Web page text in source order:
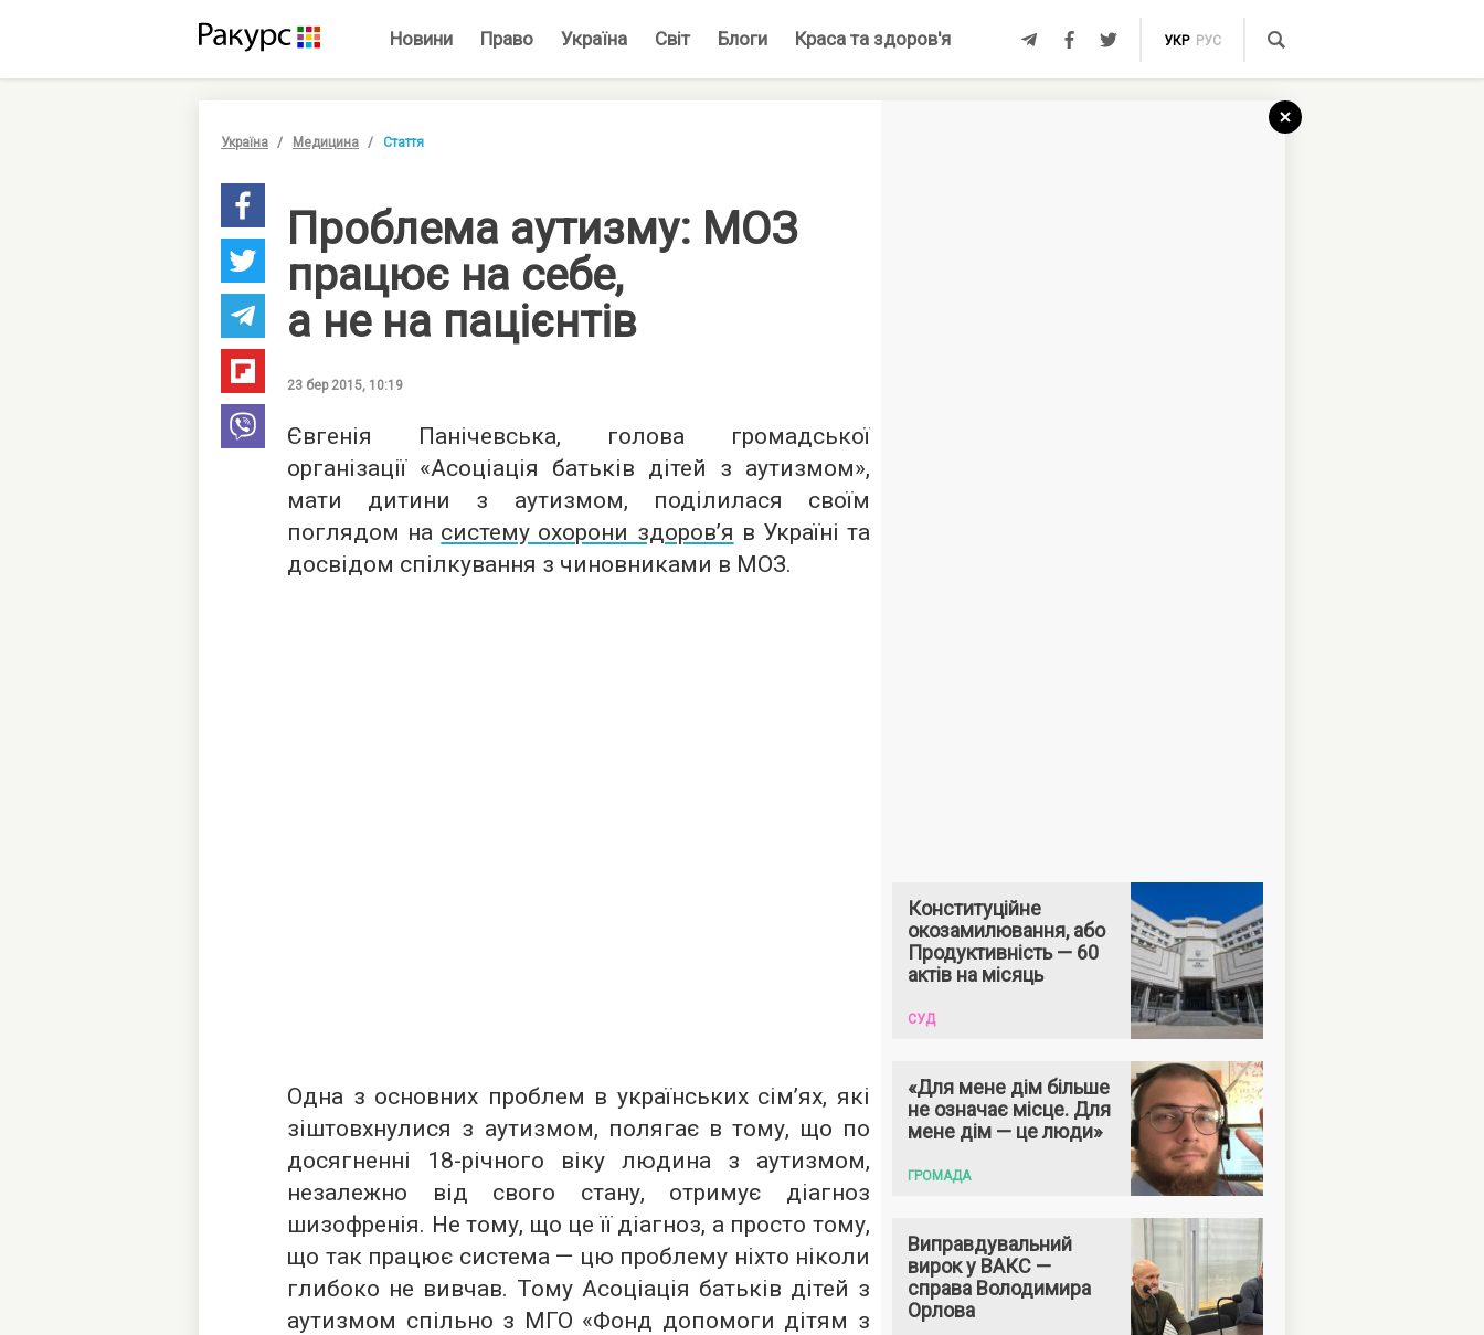
Новини Право Україна Світ Блоги Краса та здоров'я УКР РУС
Україна Медицина Стаття
Проблема аутизму: МОЗ
працює на себе,
а не на пацієнтів
23 бер 2015, 10:19
Євгенія Панічевська, голова громадської
організації «Асоціація батьків дітей з аутизмом»,
мати дитини з аутизмом, поділилася своїм
поглядом на систему охорони здоров’я в Україні та
досвідом спілкування з чиновниками в МОЗ.
Одна з основних проблем в українських сім’ях, які
зіштовхнулися з аутизмом, полягає в тому, що по
досягненні 18-річного віку людина з аутизмом,
незалежно від свого стану, отримує діагноз
шизофренія. Не тому, що це її діагноз, а просто тому,
що так працює система — цю проблему ніхто ніколи
глибоко не вивчав. Тому Асоціація батьків дітей з
аутизмом спільно з МГО «Фонд допомоги дітям з
Конституційне
окозамилювання, або
Продуктивність — 60
актів на місяць
СУД
«Для мене дім більше
не означає місце. Для
мене дім — це люди»
ГРОМАДА
Виправдувальний
вирок у ВАКС —
справа Володимира
Орлова